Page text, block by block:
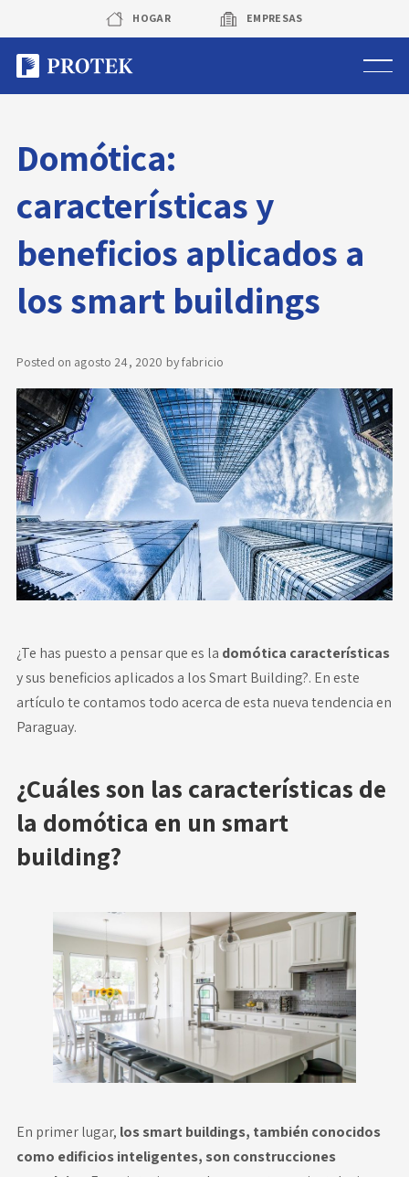
content
HOGAR EMPRESAS
Sistema de cámaras
Rastreo vehicular GPS
Protek Personas
Corredora de seguros
Sobre Protek
Trabaja con nosotros
Novedades
Faq
Contacto
Área de clientes
Domótica:
características y
beneficios aplicados a
los smart buildings
Posted on agosto 24, 2020 byfabricio
¿Te has puesto a pensar que es la domótica características
y sus beneficios aplicados a los Smart Building?. En este
artículo te contamos todo acerca de esta nueva tendencia en
Paraguay.
¿Cuáles son las características de
la domótica en un smart
building?
En primer lugar, los smart buildings, también conocidos
como edificios inteligentes, son construcciones